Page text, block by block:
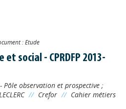
: Etude
social - CPRDFP 2013-
Pôle observation et prospective ;
// Crefor // Cahier métiers